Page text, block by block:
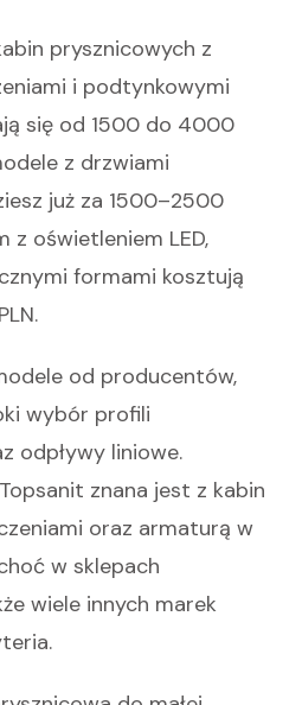
prysznicowych z
i podtynkowymi
się od 1500 do 4000
z drzwiami
już za 1500–2500
z oświetleniem LED,
formami kosztują
od producentów,
wybór profili
odpływy liniowe.
znana jest z kabin
oraz armaturą w
w sklepach
wiele innych marek